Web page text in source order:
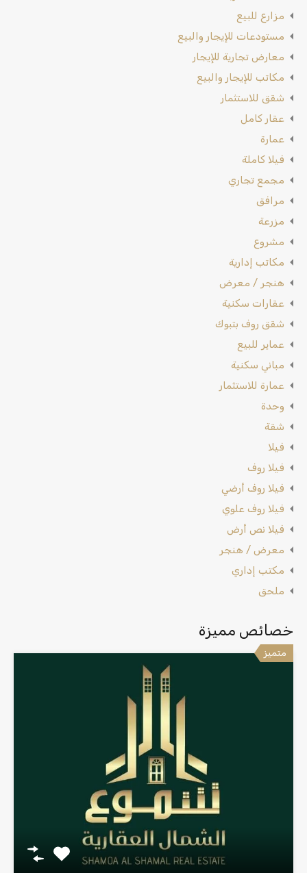
مزارع للبيع
مستودعات للإيجار والبيع
معارض تجارية للإيجار
مكاتب للإيجار والبيع
شقق للاستثمار
عقار كامل
عمارة
فيلا كاملة
مجمع تجاري
مرافق
مزرعة
مشروع
مكاتب إدارية
هنجر / معرض
عقارات سكنية
شقق روف بتبوك
عماير للبيع
مباني سكنية
عمارة للاستثمار
وحدة
شقة
فيلا
فيلا روف
فيلا روف أرضي
فيلا روف علوي
فيلا نص أرض
معرض / هنجر
مكتب إداري
ملحق
خصائص مميزة
متميز